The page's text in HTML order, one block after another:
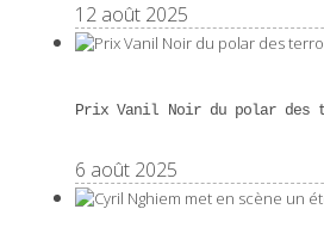
12 août 2025
Prix Vanil Noir du polar des
6 août 2025